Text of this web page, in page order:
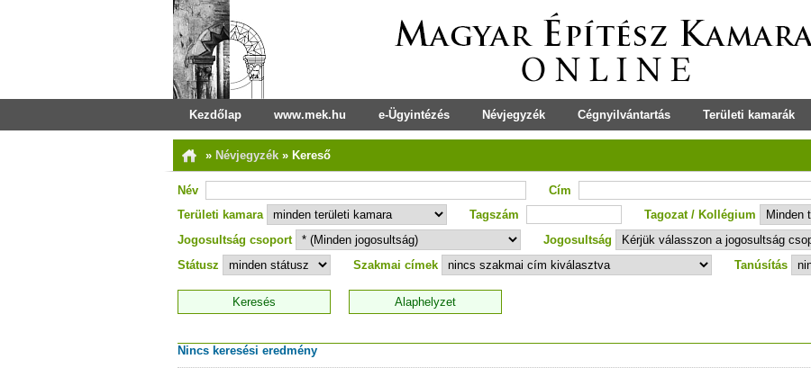
Kezdőlap www.mek.hu e-Ügyintézés Névjegyzék Cégnyilvántartás Területi kamarák
» Névjegyzék » Kereső
Név
Cím
Területi kamara
Tagszám
Tagozat / Kollégium
Jogosultság csoport
Jogosultság
Státusz
Szakmai címek Tanúsítás
Nincs keresési eredmény